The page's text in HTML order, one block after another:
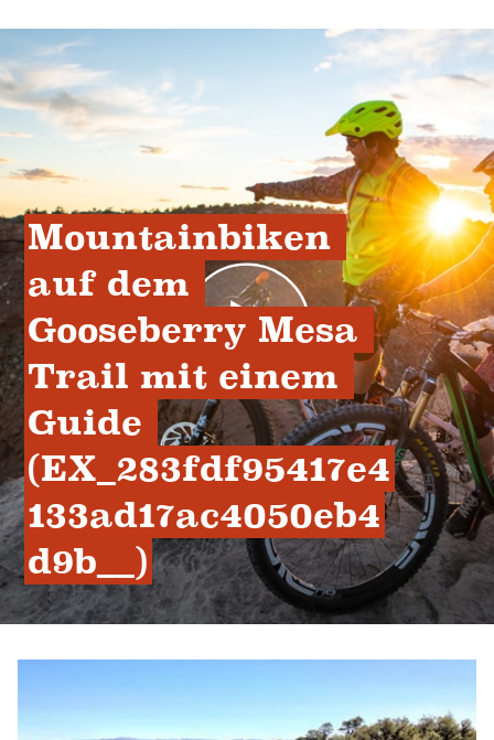
Mountainbiken
auf dem
Gooseberry Mesa
Trail mit einem
Guide
(EX_283fdf95417e4
133ad17ac4050eb4
d9b__)